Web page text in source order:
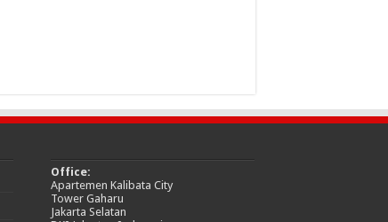
Office:
Apartemen Kalibata City
Tower Gaharu
Jakarta Selatan